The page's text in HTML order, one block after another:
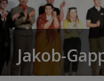
Jakob-